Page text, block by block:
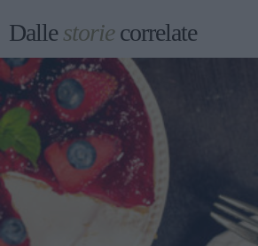
Dallestoriecorrelate